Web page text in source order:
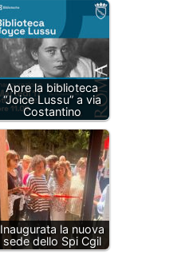
Apre la biblioteca
“Joice Lussu” a via
Costantino
Inaugurata la nuova
sede dello Spi Cgil